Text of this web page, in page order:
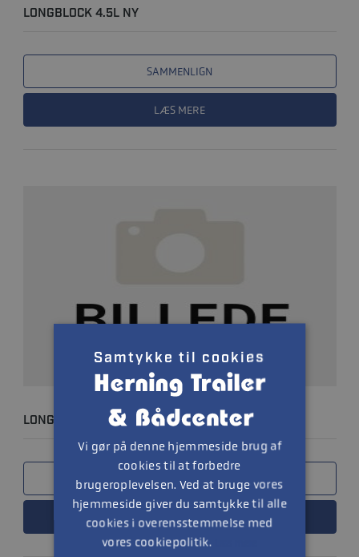
LONGBLOCK 4.5L NY
SAMMENLIGN
LÆS MERE
LONGBLOCK 6.2L NY
SAMMENLIGN
LÆS MERE
Samtykke til cookies
Vi gør på denne hjemmeside brug af
cookies til at forbedre
brugeroplevelsen. Ved at bruge vores
hjemmeside giver du samtykke til alle
cookies i overensstemmelse med
vores cookiepolitik.